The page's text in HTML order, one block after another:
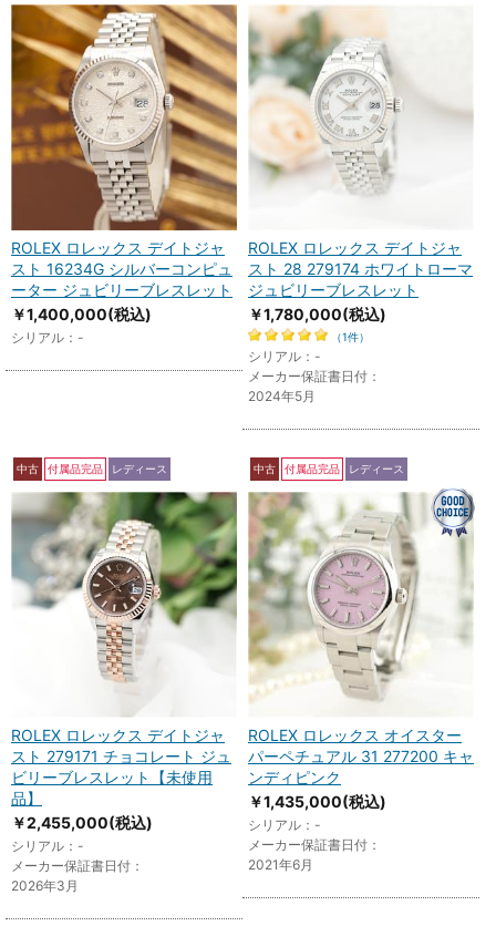
ROLEX ロレックス デイトジャ
スト 16234G シルバーコンピュ
ーター ジュビリーブレスレット
￥1,400,000(税込)
シリアル：-
ROLEX ロレックス デイトジャ
スト 28 279174 ホワイトローマ
ジュビリーブレスレット
￥1,780,000(税込)
（1件）
シリアル：-
メーカー保証書日付：
2024年5月
中古 付属品完品 レディース
ROLEX ロレックス デイトジャ
スト 279171 チョコレート ジュ
ビリーブレスレット【未使用
品】
￥2,455,000(税込)
シリアル：-
メーカー保証書日付：
2026年3月
中古 付属品完品 レディース
ROLEX ロレックス オイスター
パーペチュアル 31 277200 キャ
ンディピンク
￥1,435,000(税込)
シリアル：-
メーカー保証書日付：
2021年6月